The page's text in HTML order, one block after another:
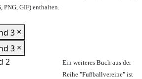
PNG, GIF) enthalten.
×
×
Ein weiteres Buch aus der
Reihe "Fußballvereine" ist